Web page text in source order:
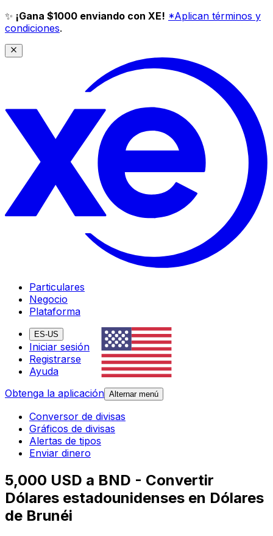
✨ ¡Gana $1000 enviando con XE! *Aplican términos y
condiciones.
Particulares
Negocio
Plataforma
ES-US
Iniciar sesión
Registrarse
Ayuda
Obtenga la aplicación Alternar menú
Conversor de divisas
Gráficos de divisas
Alertas de tipos
Enviar dinero
5,000 USD a BND - Convertir
Dólares estadounidenses en Dólares
de Brunéi